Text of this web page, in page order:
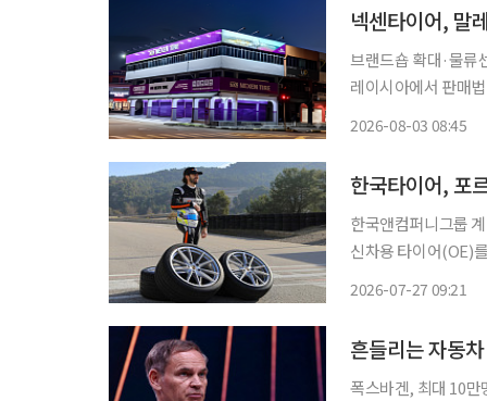
넥센타이어, 말
브랜드숍 확대·물류센터
레이시아에서 판매
2026-08-03 08:45
한국타이어, 포
한국앤컴퍼니그룹
신차용 타이어(OE)를
2026-07-27 09:21
폭스바겐, 최대 10만